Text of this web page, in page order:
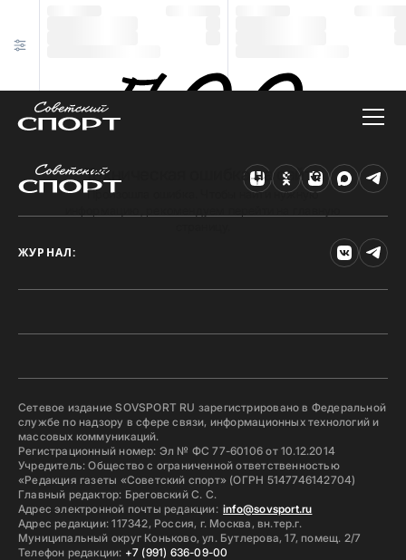
Техническая ошибка на сайте
Произошла ошибка. Чтобы найти нужную
ЖУРНАЛ:
Сетевое издание SOVSPORT RU зарегистрировано в Федеральной
службе по надзору в сфере связи, информационных технологий и
массовых коммуникаций.
Регистрационный номер: Эл № ФС 77-60106 от 10.12.2014
Учредитель: Общество с ограниченной ответственностью
«Редакция газеты «Советский спорт» (ОГРН 5147746142704)
Главный редактор: Бреговский С. С.
Адрес электронной почты редакции: info@sovsport.ru
Адрес редакции: 117342, Россия, г. Москва, вн.тер.г.
Муниципальный округ Коньково, ул. Бутлерова, 17, помещ. 2/7
Телефон редакции: +7 (991) 636-09-00